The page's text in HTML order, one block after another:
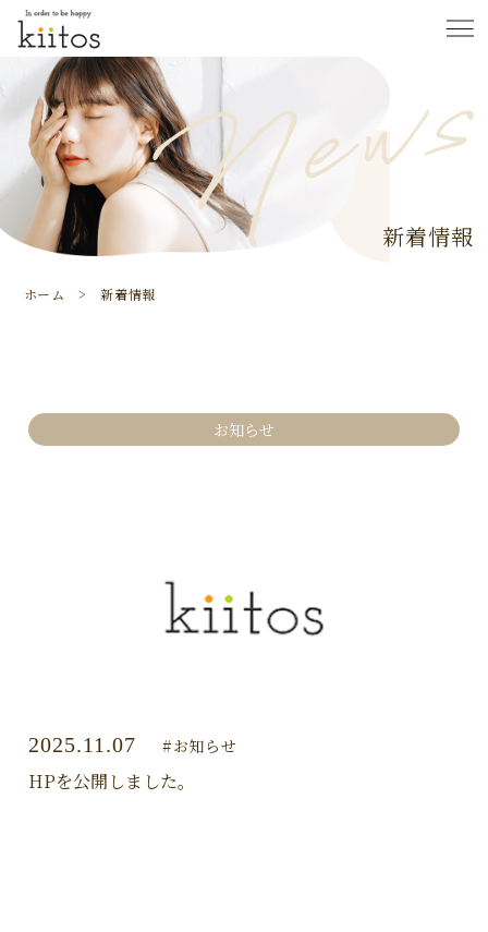
新着情報
ホーム > 新着情報
お知らせ
2025.11.07 #お知らせ
HPを公開しました。